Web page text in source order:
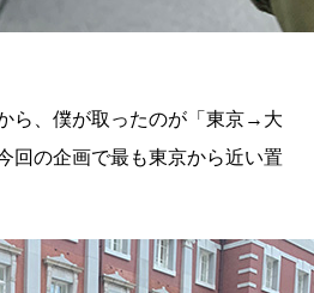
ら、僕が取ったのが「東京→大
回の企画で最も東京から近い置